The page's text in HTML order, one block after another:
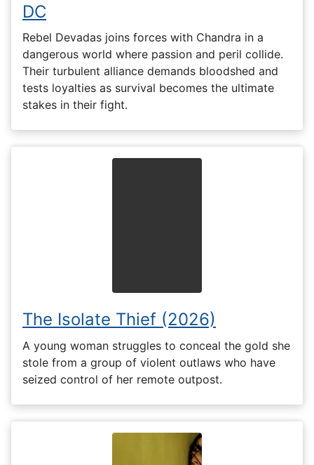
DC
Rebel Devadas joins forces with Chandra in a
dangerous world where passion and peril collide.
Their turbulent alliance demands bloodshed and
tests loyalties as survival becomes the ultimate
stakes in their fight.
The Isolate Thief (2026)
A young woman struggles to conceal the gold she
stole from a group of violent outlaws who have
seized control of her remote outpost.